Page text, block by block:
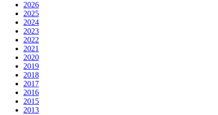
2026
2025
2024
2023
2022
2021
2020
2019
2018
2017
2016
2015
2013